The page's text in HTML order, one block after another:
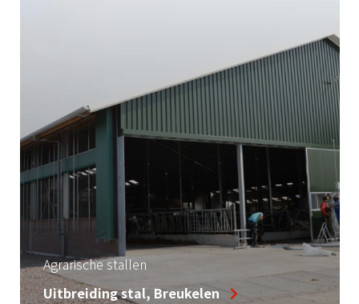
Agrarische stallen
Uitbreiding stal, Breukelen